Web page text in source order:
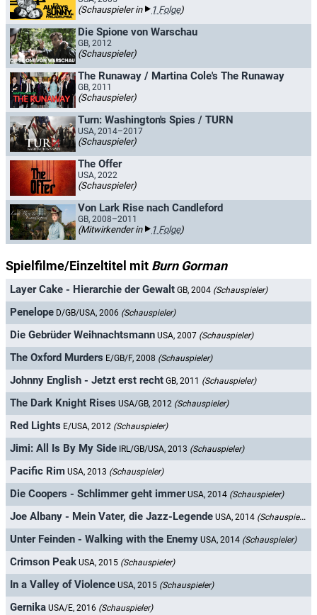
(Schauspieler in 1 Folge)
Die Spione von Warschau
GB, 2012
(Schauspieler)
The Runaway / Martina Cole's The Runaway
GB, 2011
(Schauspieler)
Turn: Washington's Spies / TURN
USA, 2014–2017
(Schauspieler)
The Offer
USA, 2022
(Schauspieler)
Von Lark Rise nach Candleford
GB, 2008–2011
(Mitwirkender in 1 Folge)
Spielfilme/Einzeltitel mit Burn Gorman
Layer Cake - Hierarchie der Gewalt GB, 2004 (Schauspieler)
Penelope D/GB/USA, 2006 (Schauspieler)
Die Gebrüder Weihnachtsmann USA, 2007 (Schauspieler)
The Oxford Murders E/GB/F, 2008 (Schauspieler)
Johnny English - Jetzt erst recht GB, 2011 (Schauspieler)
The Dark Knight Rises USA/GB, 2012 (Schauspieler)
Red Lights E/USA, 2012 (Schauspieler)
Jimi: All Is By My Side IRL/GB/USA, 2013 (Schauspieler)
Pacific Rim USA, 2013 (Schauspieler)
Die Coopers - Schlimmer geht immer USA, 2014 (Schauspieler)
Joe Albany - Mein Vater, die Jazz-Legende USA, 2014 (Schauspieler)
Unter Feinden - Walking with the Enemy USA, 2014 (Schauspieler)
Crimson Peak USA, 2015 (Schauspieler)
In a Valley of Violence USA, 2015 (Schauspieler)
Gernika USA/E, 2016 (Schauspieler)